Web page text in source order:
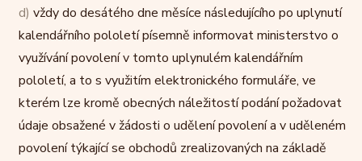
d) vždy do desátého dne měsíce následujícího po uplynutí
kalendářního pololetí písemně informovat ministerstvo o
využívání povolení v tomto uplynulém kalendářním
pololetí, a to s využitím elektronického formuláře, ve
kterém lze kromě obecných náležitostí podání požadovat
údaje obsažené v žádosti o udělení povolení a v uděleném
povolení týkající se obchodů zrealizovaných na základě